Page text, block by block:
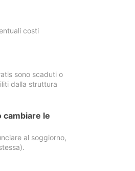
costi
sono scaduti o
dalla struttura
cambiare le
al soggiorno,